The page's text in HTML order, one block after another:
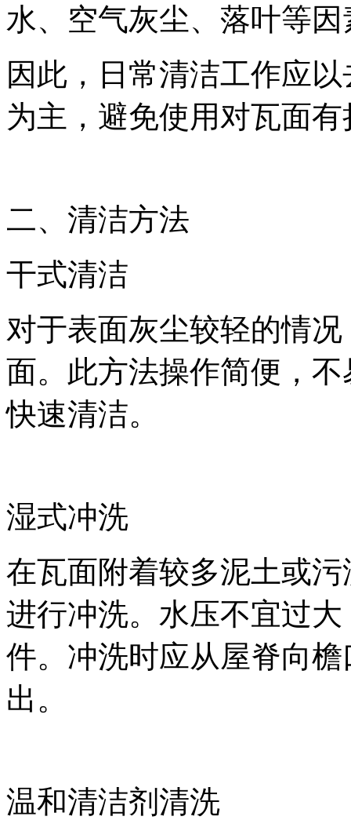
水、空气灰尘、落叶等
因此，日常清洁工作应
为主，避免使用对瓦面
二、清洁方法
干式清洁
对于表面灰尘较轻的情
面。此方法操作简便，
快速清洁。
湿式冲洗
在瓦面附着较多泥土或
进行冲洗。水压不宜过
件。冲洗时应从屋脊向
出。
温和清洁剂清洗